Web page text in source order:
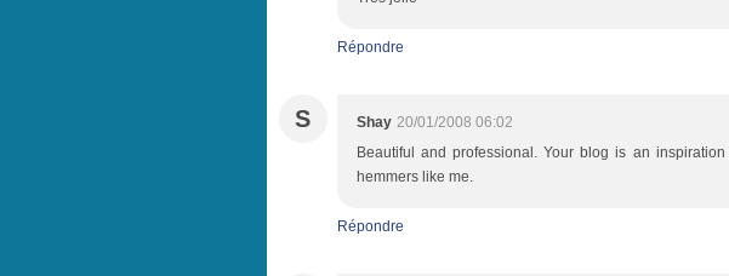
Répondre
S Shay 20/01/2008 06:02
Beautiful and professional. Your blog is an
hemmers like me.
Répondre